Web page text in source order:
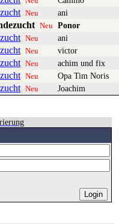
Neu ani
Neu Ponor
Neu ani
Neu victor
Neu achim und fix
Neu Opa Tim Noris
Neu Joachim